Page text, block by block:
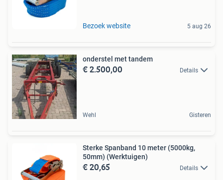
Bezoek website 5 aug 26
onderstel met tandem
€ 2.500,00 Details
Wehl Gisteren
Sterke Spanband 10 meter (5000kg,
50mm) (Werktuigen)
€ 20,65 Details